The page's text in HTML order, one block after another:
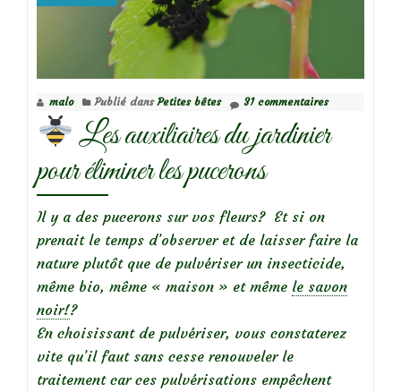
qui
êtes-
vous?
malo Publié dansPetites bêtes 31 commentaires
Les auxiliaires du jardinier
pour éliminer les pucerons
Il y a des pucerons sur vos fleurs? Et si on
prenait le temps d’observer et de laisser faire la
nature plutôt que de pulvériser un insecticide,
même bio, même « maison » et même le savon
noir!?
En choisissant de pulvériser, vous constaterez
vite qu’il faut sans cesse renouveler le
traitement car ces pulvérisations empêchent